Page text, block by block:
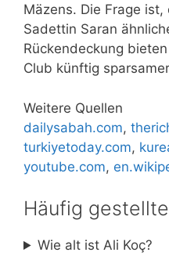
Mäzens. Die Frage
Sadettin Saran
Rückendeckung
Club künftig
Weitere Quellen
dailysabah.com,
turkiyetoday.com,
youtube.com,
Häufig
Wie alt ist Ali Koç?